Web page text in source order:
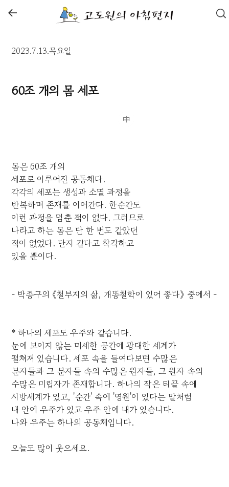
←
2023.7.13.목요일
60조 개의 몸 세포
몸은 60조 개의
세포로 이루어진 공동체다.
각각의 세포는 생성과 소멸 과정을
반복하며 존재를 이어간다. 한순간도
이런 과정을 멈춘 적이 없다. 그러므로
나라고 하는 몸은 단 한 번도 같았던
적이 없었다. 단지 같다고 착각하고
있을 뿐이다.
- 박종구의 《철부지의 삶, 개똥철학이 있어 좋다》 중에서 -
* 하나의 세포도 우주와 같습니다.
눈에 보이지 않는 미세한 공간에 광대한 세계가
펼쳐져 있습니다. 세포 속을 들여다보면 수많은
분자들과 그 분자들 속의 수많은 원자들, 그 원자 속의
수많은 미립자가 존재합니다. 하나의 작은 티끌 속에
시방세계가 있고, '순간' 속에 '영원'이 있다는 말처럼
내 안에 우주가 있고 우주 안에 내가 있습니다.
나와 우주는 하나의 공동체입니다.
오늘도 많이 웃으세요.